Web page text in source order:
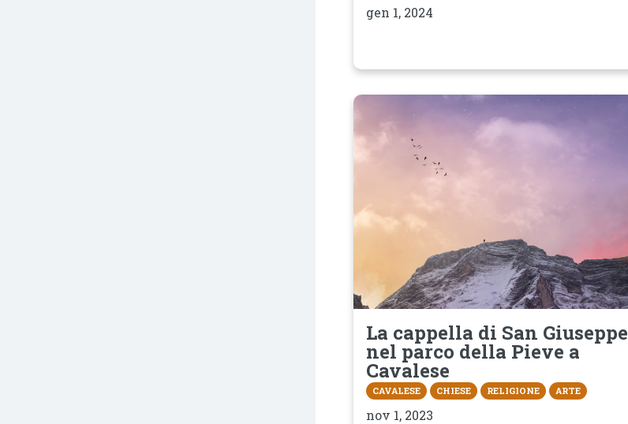
gen 1, 2024
La cappella di San Giuseppe
nel parco della Pieve a
Cavalese
CAVALESE CHIESE RELIGIONE ARTE
nov 1, 2023